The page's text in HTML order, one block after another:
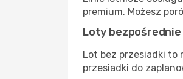
premium. Możesz
Loty
Lot bez przesiadki to
przesiadki do